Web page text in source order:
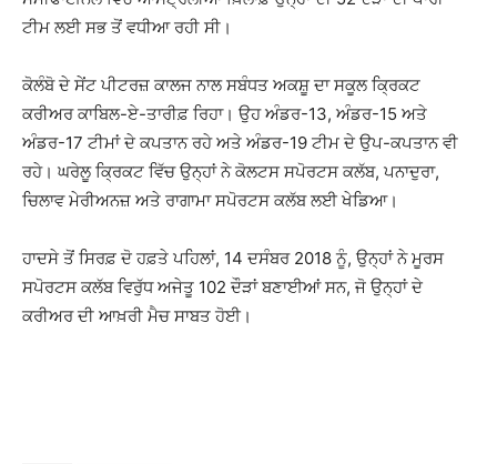
ਟੀਮ ਲਈ ਸਭ ਤੋਂ ਵਧੀਆ ਰਹੀ ਸੀ।
ਕੋਲੰਬੋ ਦੇ ਸੇਂਟ ਪੀਟਰਜ਼ ਕਾਲਜ ਨਾਲ ਸਬੰਧਤ ਅਕਸ਼ੂ ਦਾ ਸਕੂਲ ਕ੍ਰਿਕਟ
ਕਰੀਅਰ ਕਾਬਿਲ-ਏ-ਤਾਰੀਫ਼ ਰਿਹਾ। ਉਹ ਅੰਡਰ-13, ਅੰਡਰ-15 ਅਤੇ
ਅੰਡਰ-17 ਟੀਮਾਂ ਦੇ ਕਪਤਾਨ ਰਹੇ ਅਤੇ ਅੰਡਰ-19 ਟੀਮ ਦੇ ਉਪ-ਕਪਤਾਨ ਵੀ
ਰਹੇ। ਘਰੇਲੂ ਕ੍ਰਿਕਟ ਵਿੱਚ ਉਨ੍ਹਾਂ ਨੇ ਕੋਲਟਸ ਸਪੋਰਟਸ ਕਲੱਬ, ਪਨਾਦੁਰਾ,
ਚਿਲਾਵ ਮੇਰੀਅਨਜ਼ ਅਤੇ ਰਾਗਾਮਾ ਸਪੋਰਟਸ ਕਲੱਬ ਲਈ ਖੇਡਿਆ।
ਹਾਦਸੇ ਤੋਂ ਸਿਰਫ਼ ਦੋ ਹਫ਼ਤੇ ਪਹਿਲਾਂ, 14 ਦਸੰਬਰ 2018 ਨੂੰ, ਉਨ੍ਹਾਂ ਨੇ ਮੂਰਸ
ਸਪੋਰਟਸ ਕਲੱਬ ਵਿਰੁੱਧ ਅਜੇਤੂ 102 ਦੌੜਾਂ ਬਣਾਈਆਂ ਸਨ, ਜੋ ਉਨ੍ਹਾਂ ਦੇ
ਕਰੀਅਰ ਦੀ ਆਖ਼ਰੀ ਮੈਚ ਸਾਬਤ ਹੋਈ।